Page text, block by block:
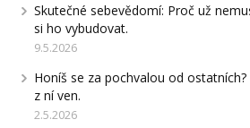
Skutečné sebevědomí: Proč už
si ho vybudovat.
9.5.2026
Honíš se za pochvalou od
z ní ven.
2.5.2026